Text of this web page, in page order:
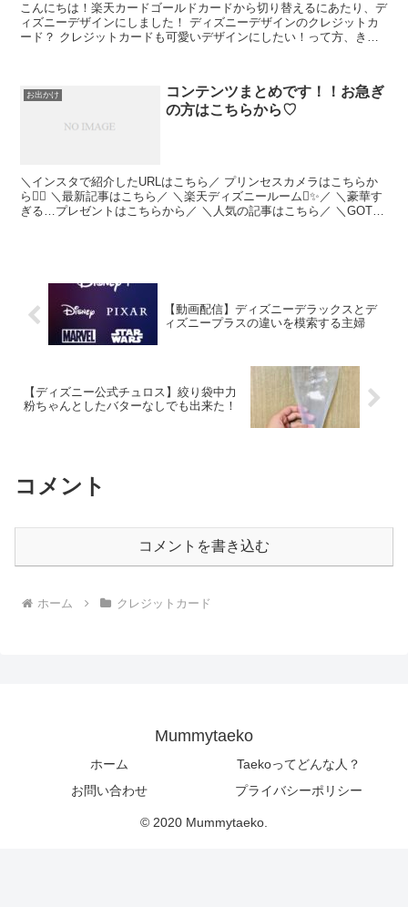
こんにちは！楽天カードゴールドカードから切り替えるにあたり、デ
ィズニーデザインにしました！ ディズニーデザインのクレジットカ
ード？ クレジットカードも可愛いデザインにしたい！って方、きっ
お出かけ
コンテンツまとめです！！お急ぎ
の方はこちらから♡
＼インスタで紹介したURLはこちら／ プリンセスカメラはこちらか
ら💁‍♀️ ＼最新記事はこちら／ ＼楽天ディズニールーム✨／ ＼豪華す
ぎる…プレゼントはこちらから／ ＼人気の記事はこちら／ ＼GOTO
【動画配信】ディズニーデラックスとデ
ィズニープラスの違いを模索する主婦
【ディズニー公式チュロス】絞り袋中力
粉ちゃんとしたバターなしでも出来た！
コメント
コメントを書き込む
ホーム クレジットカード
Mummytaeko
ホーム
Taekoってどんな人？
お問い合わせ
プライバシーポリシー
© 2020 Mummytaeko.